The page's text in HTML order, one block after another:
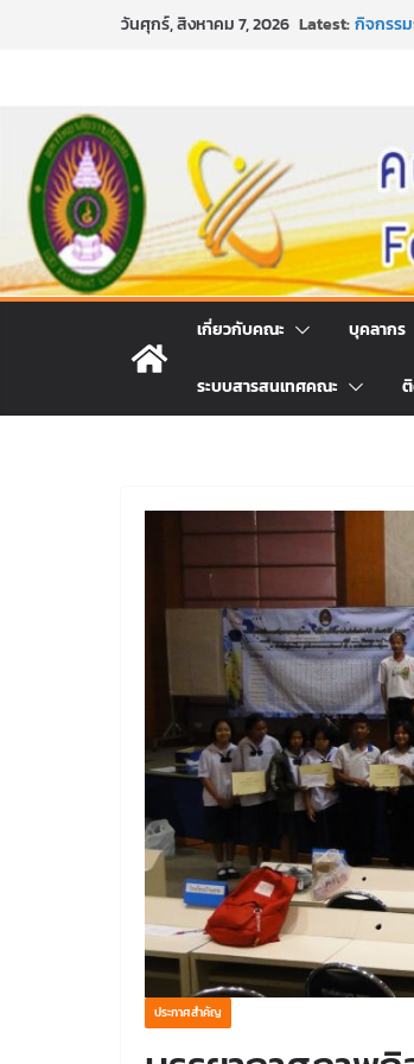
วันศุกร์, สิงหาคม 7, 2026 Latest:กิจกรรม
และเ
ขอเชิญช
ประจำปี
ประกา
เกี่ยวกับคณะ บุคลากร
ระบบสารสนเทศคณะ
ประกาศสำคัญ